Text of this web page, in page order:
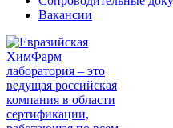
Вакансии